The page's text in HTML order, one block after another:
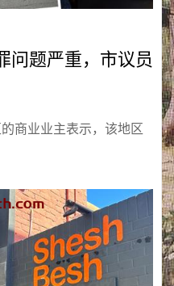
问题严重，市议员
商业业主表示，该地区